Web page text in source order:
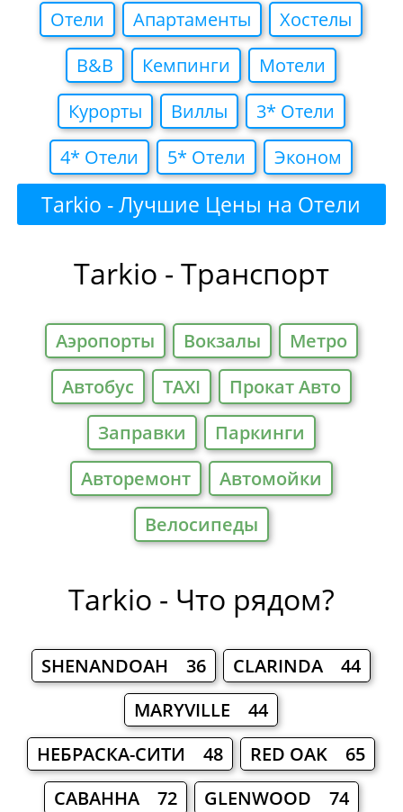
Отели Апартаменты
Хостелы
B&B
Кемпинги
Мотели
Курорты
Виллы
3* Отели
4* Отели
5* Отели Эконом
Tarkio - Лучшие Цены на Отели
Tarkio - Транспорт
Аэропорты Вокзалы
Метро
Автобус
TAXI
Прокат Авто
Заправки
Паркинги
Авторемонт
Автомойки
Велосипеды
Tarkio - Что рядом?
SHENANDOAH 36
CLARINDA 44
MARYVILLE 44
НЕБРАСКА-СИТИ 48
RED OAK 65
САВАННА 72
GLENWOOD 74